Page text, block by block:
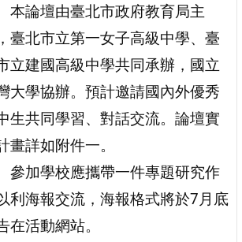
本論壇由臺北市政府教育局主
臺北市立第一女子高級中學、臺
立建國高級中學共同承辦，國立
大學協辦。預計邀請國內外優秀
生共同學習、對話交流。論壇實
畫詳如附件一。
參加學校應攜帶一件專題研究作
利海報交流，海報格式將於7月底
在活動網站。